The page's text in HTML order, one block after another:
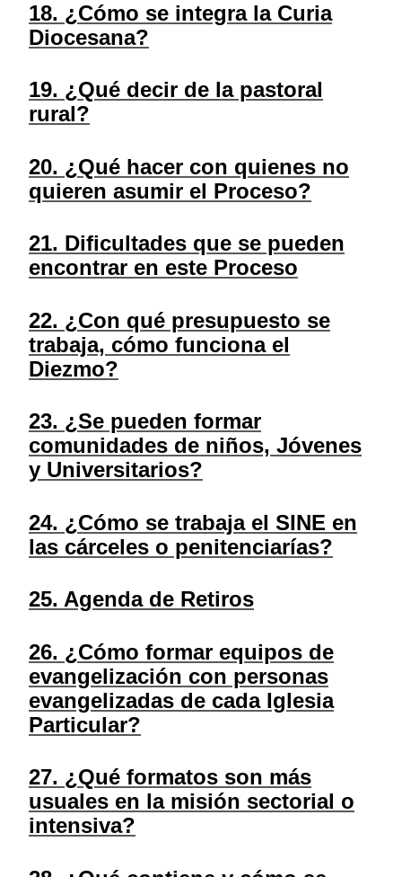
18. ¿Cómo se integra la Curia
Diocesana?
19. ¿Qué decir de la pastoral
rural?
20. ¿Qué hacer con quienes no
quieren asumir el Proceso?
21. Dificultades que se pueden
encontrar en este Proceso
22. ¿Con qué presupuesto se
trabaja, cómo funciona el
Diezmo?
23. ¿Se pueden formar
comunidades de niños, Jóvenes
y Universitarios?
24. ¿Cómo se trabaja el SINE en
las cárceles o penitenciarías?
25. Agenda de Retiros
26. ¿Cómo formar equipos de
evangelización con personas
evangelizadas de cada Iglesia
Particular?
27. ¿Qué formatos son más
usuales en la misión sectorial o
intensiva?